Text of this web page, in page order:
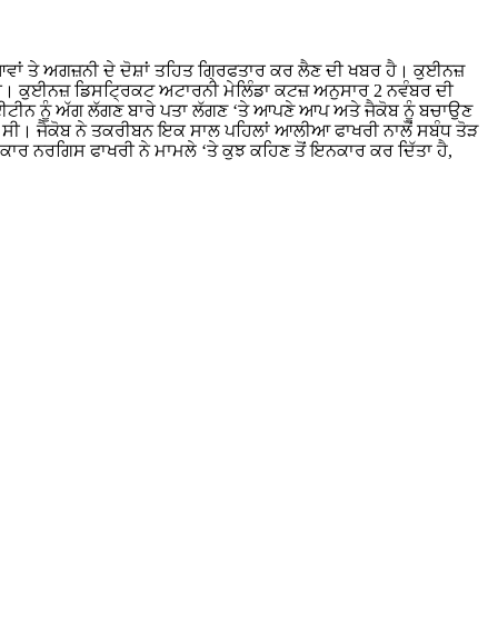
ਤੇ ਅਗਜ਼ਨੀ ਦੇ ਦੋਸ਼ਾਂ ਤਹਿਤ ਗ੍ਰਿਫਤਾਰ ਕਰ ਲੈਣ ਦੀ ਖਬਰ ਹੈ। ਕੁਈਨਜ਼
ਕੁਈਨਜ਼ ਡਿਸਟ੍ਰਿਕਟ ਅਟਾਰਨੀ ਮੇਲਿੰਡਾ ਕਟਜ਼ ਅਨੁਸਾਰ 2 ਨਵੰਬਰ ਦੀ
ਈਟੀਨ ਨੂੰ ਅੱਗ ਲੱਗਣ ਬਾਰੇ ਪਤਾ ਲੱਗਣ ‘ਤੇ ਆਪਣੇ ਆਪ ਅਤੇ ਜੈਕੋਬ ਨੂੰ ਬਚਾਉਣ
ਜੈਕੋਬ ਨੇ ਤਕਰੀਬਨ ਇਕ ਸਾਲ ਪਹਿਲਾਂ ਆਲੀਆ ਫਾਖਰੀ ਨਾਲੋਂ ਸਬੰਧ ਤੋੜ
ਨਰਗਿਸ ਫਾਖਰੀ ਨੇ ਮਾਮਲੇ ‘ਤੇ ਕੁਝ ਕਹਿਣ ਤੋਂ ਇਨਕਾਰ ਕਰ ਦਿੱਤਾ ਹੈ,